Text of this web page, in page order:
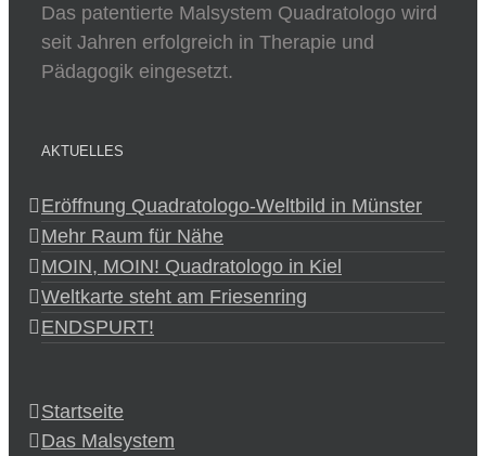
Das patentierte Malsystem Quadratologo wird
seit Jahren erfolgreich in Therapie und
Pädagogik eingesetzt.
AKTUELLES
Eröffnung Quadratologo-Weltbild in Münster
Mehr Raum für Nähe
MOIN, MOIN! Quadratologo in Kiel
Weltkarte steht am Friesenring
ENDSPURT!
Startseite
Das Malsystem